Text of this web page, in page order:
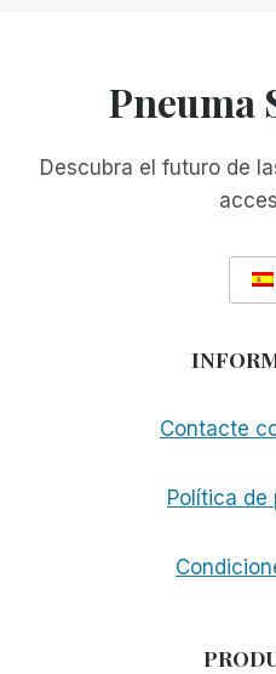
Pneuma
Descubra el futuro de
Contacte
Política de